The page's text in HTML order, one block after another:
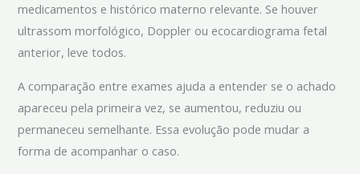
medicamentos e histórico materno relevante. Se houver
ultrassom morfológico, Doppler ou ecocardiograma fetal
anterior, leve todos.
A comparação entre exames ajuda a entender se o achado
apareceu pela primeira vez, se aumentou, reduziu ou
permaneceu semelhante. Essa evolução pode mudar a
forma de acompanhar o caso.